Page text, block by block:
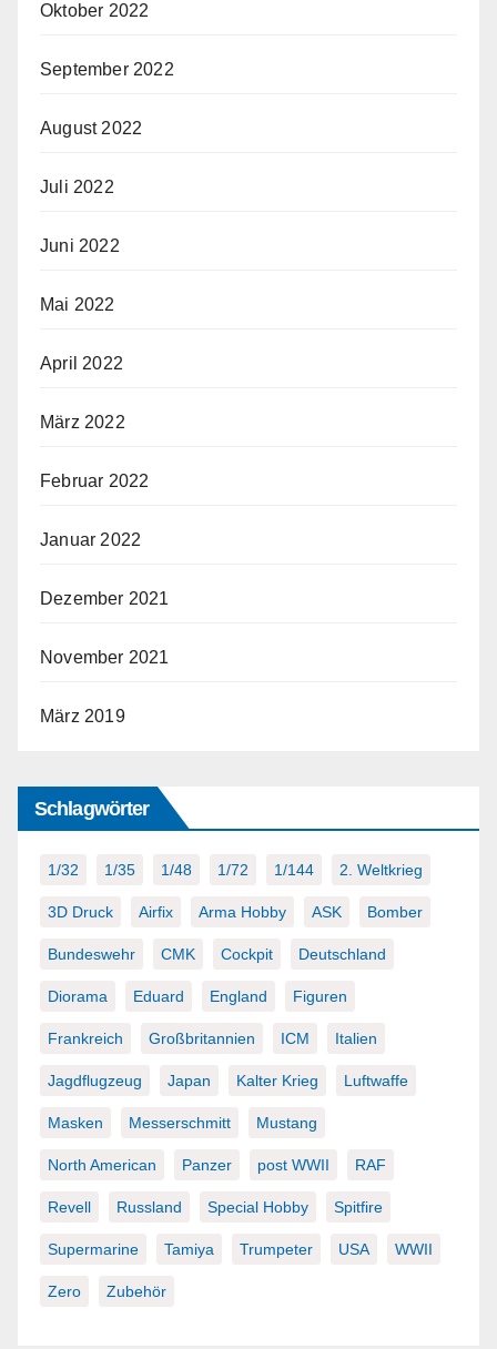
Oktober 2022
September 2022
August 2022
Juli 2022
Juni 2022
Mai 2022
April 2022
März 2022
Februar 2022
Januar 2022
Dezember 2021
November 2021
März 2019
Schlagwörter
1/32 1/35 1/48 1/72 1/144 2. Weltkrieg
3D Druck Airfix Arma Hobby ASK Bomber
Bundeswehr CMK Cockpit Deutschland
Diorama Eduard England Figuren
Frankreich Großbritannien ICM Italien
Jagdflugzeug Japan Kalter Krieg Luftwaffe
Masken Messerschmitt Mustang
North American Panzer post WWII RAF
Revell Russland Special Hobby Spitfire
Supermarine Tamiya Trumpeter USA WWII
Zero Zubehör